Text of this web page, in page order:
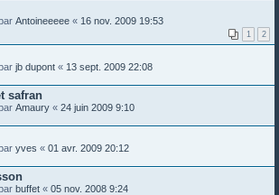
Antoineeeee « 16 nov. 2009 19:53
1 2
jb dupont « 13 sept. 2009 22:08
safran
Amaury « 24 juin 2009 9:10
yves « 01 avr. 2009 20:12
buffet « 05 nov. 2008 9:24